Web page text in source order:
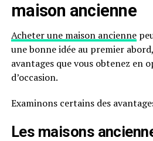
maison ancienne
Acheter une maison ancienne
une bonne idée au premier
avantages que vous obtenez en
d’occasion.
Examinons certains des
Les maisons